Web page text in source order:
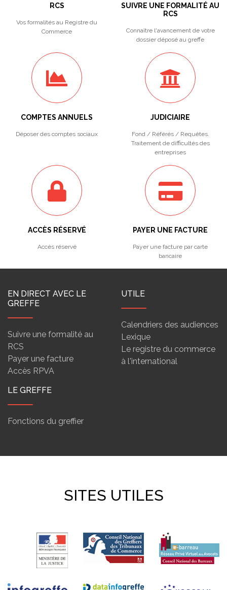
RCS
Vos formalités au Registre du
Commerce
SUIVRE UNE FORMALITÉ AU
RCS
Connaître l'avancement de votre
dossier déposé au greffe
COMPTES ANNUELS
Déposer des comptes sociaux
JUDICIAIRE
Fond / Référés / Requêtes.
Traitement de difficultés des
entreprises
ACCÈS RÉSERVÉ
Accès réservé
PAYER UNE FACTURE
Payer une facture par carte
bancaire
EN DIRECT AVEC LE
GREFFE
Suivre une formalité au
RCS
Payer une facture
Accès RPVA
UTILE
Calendriers des audiences
Lexique
Le registre du commerce
à l'international
LE GREFFE
Fonctions du greffier
SITES UTILES